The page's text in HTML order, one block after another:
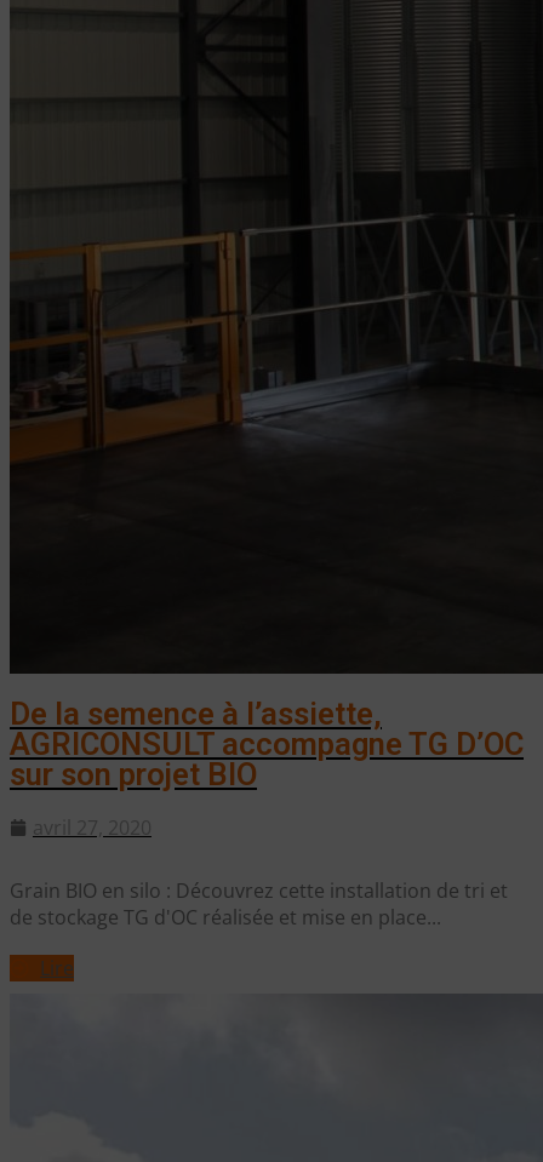
De la semence à l’assiette,
AGRICONSULT accompagne TG D’OC
sur son projet BIO
avril 27, 2020
Grain BIO en silo : Découvrez cette installation de tri et
de stockage TG d'OC réalisée et mise en place...
Lire